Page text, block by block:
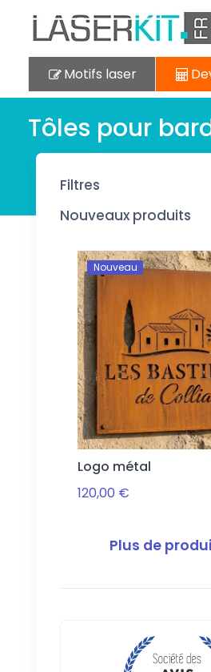
Motifs laser
Tôles pour
Filtres
Nouveaux produits
Nouveau
Logo métal
120,00 €
Plus de